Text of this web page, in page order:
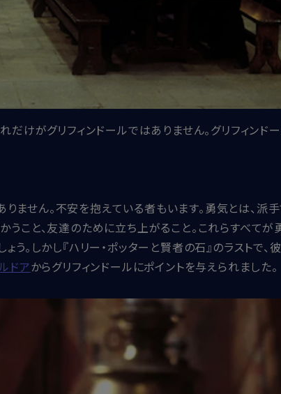
だけがグリフィンドールではありません。グリフィンド
せん。不安を抱えている者もいます。勇気とは、派
こと、友達のために立ち上がること。これらすべてが
。しかし『ハリー・ポッターと賢者の石』のラストで、
ドアからグリフィンドールにポイントを与えられました。